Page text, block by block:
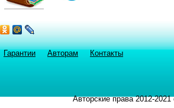
Авторские права 2012-
Гарантии Авторам Контакты